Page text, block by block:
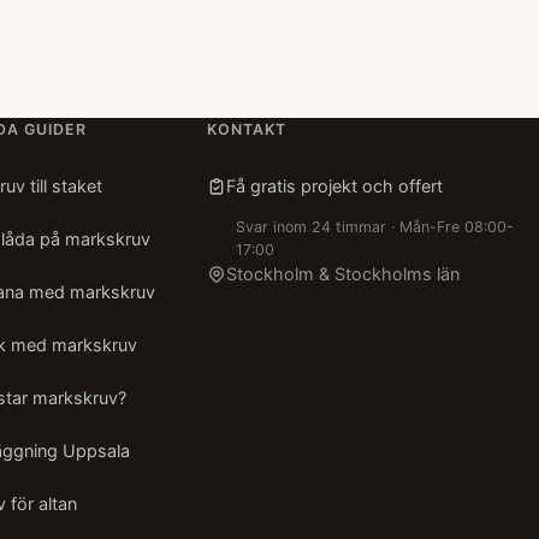
GUIDER
till staket
på markskruv
med markskruv
med markskruv
markskruv?
Uppsala
för altan
KONTAKT
Få gratis projekt och offert
Svar inom 24 timmar · Mån-Fre 08:00-
17:00
Stockholm & Stockholms län